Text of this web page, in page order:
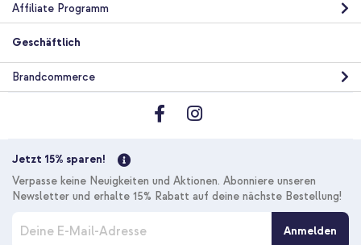
Affiliate Programm
Geschäftlich
Brandcommerce
Jetzt 15% sparen!
Verpasse keine Neuigkeiten und Aktionen. Abonniere unseren
Newsletter und erhalte 15% Rabatt auf deine nächste Bestellung!
Anmelden